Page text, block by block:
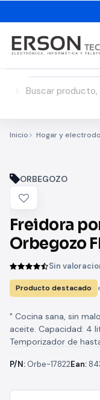
Inicio Hogar y
ORBEGOZO
Freidora
Orbegozo
Capacidad
Sin
Producto destacado
" Cocina sana, sin
aceite. Capacidad: 4
Temporizador de
P/N: Orbe-17822Ean: